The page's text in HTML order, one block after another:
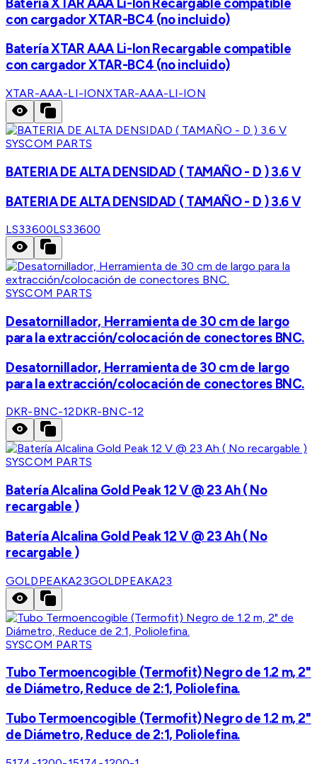
con cargador XTAR-BC4 (no incluido)
Batería XTAR AAA Li-Ion Recargable compatible
con cargador XTAR-BC4 (no incluido)
XTAR-AAA-LI-IONXTAR-AAA-LI-ION
SYSCOM PARTS
BATERIA DE ALTA DENSIDAD ( TAMAÑO - D ) 3.6 V
BATERIA DE ALTA DENSIDAD ( TAMAÑO - D ) 3.6 V
LS33600LS33600
SYSCOM PARTS
Desatornillador, Herramienta de 30 cm de largo
para la extracción/colocación de conectores BNC.
Desatornillador, Herramienta de 30 cm de largo
para la extracción/colocación de conectores BNC.
DKR-BNC-12DKR-BNC-12
SYSCOM PARTS
Batería Alcalina Gold Peak 12 V @ 23 Ah ( No
recargable )
Batería Alcalina Gold Peak 12 V @ 23 Ah ( No
recargable )
GOLDPEAKA23GOLDPEAKA23
SYSCOM PARTS
Tubo Termoencogible (Termofit) Negro de 1.2 m, 2"
de Diámetro, Reduce de 2:1, Poliolefina.
Tubo Termoencogible (Termofit) Negro de 1.2 m, 2"
de Diámetro, Reduce de 2:1, Poliolefina.